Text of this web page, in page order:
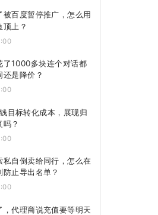
被百度暂停推广，怎么用
顶上？
了1000多块连个对话都
还是降价？
目标转化成本，展现归
？
私自倒卖给同行，怎么在
止导出名单？
，代理商说充值要等明天